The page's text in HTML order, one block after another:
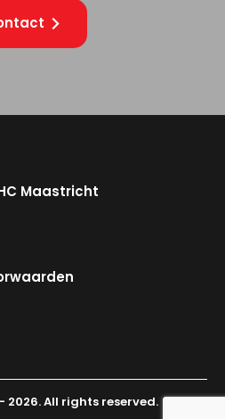
Maastricht
2026. All rights reserved.